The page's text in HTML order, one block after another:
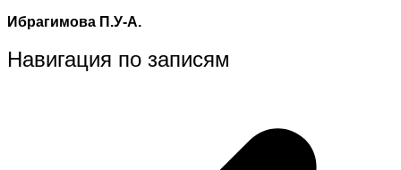
Ибрагимова П.У-А.
Навигация по записям